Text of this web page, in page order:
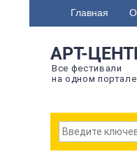
Главная О
АРТ-
Все фестивали
на одном портале